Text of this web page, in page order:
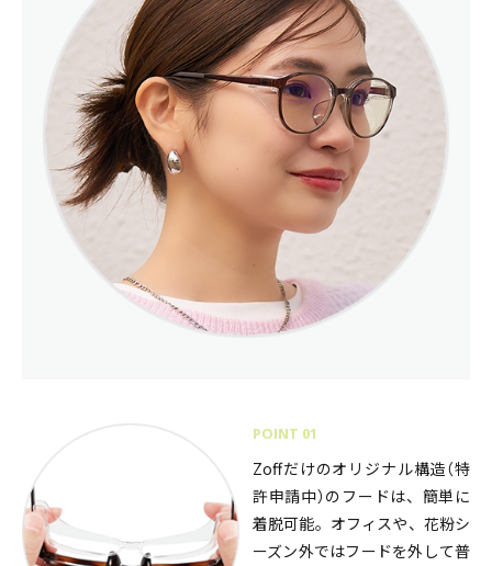
POINT 01
Zoffだけのオリジナル構造（特
許申請中）のフードは、簡単に
着脱可能。オフィスや、花粉シ
ーズン外ではフードを外して普